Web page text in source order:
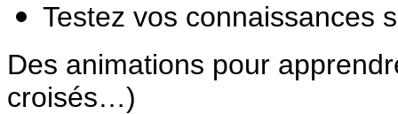
Testez vos connaissances
Des animations pour
croisés…)